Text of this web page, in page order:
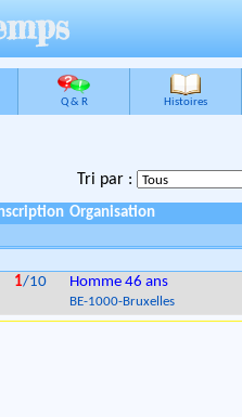
Q & R Histoires
Tri par :
Organisation
1/10 Homme 46 ans
BE-1000-Bruxelles